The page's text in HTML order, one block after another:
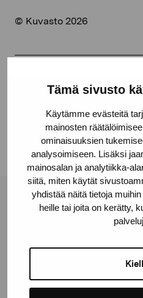
Tämä sivusto
Käytämme evästeitä
mainosten
ominaisuuksien
analysoimiseen. Lisäksi
mainosalan ja analytiikka-
siitä, miten käytät
yhdistää näitä tietoja
heille tai joita on kerätty,
© Kuvasto 2026
Linkedin
Pro Artibus
Gustav Wasas gata 11
proartibus@proartibus.fi